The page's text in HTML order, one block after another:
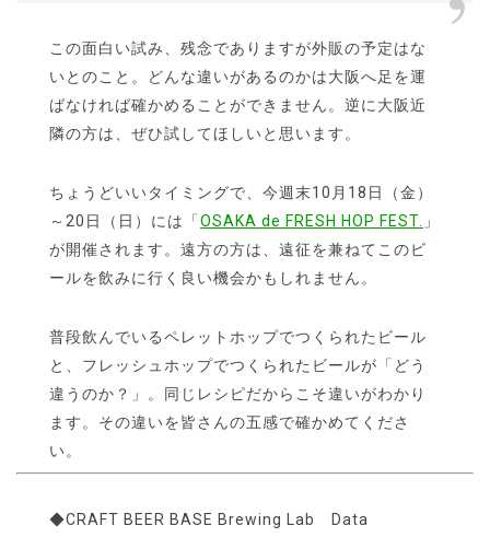
この面白い試み、残念でありますが外販の予定はな
いとのこと。どんな違いがあるのかは大阪へ足を運
ばなければ確かめることができません。逆に大阪近
隣の方は、ぜひ試してほしいと思います。
ちょうどいいタイミングで、今週末10月18日（金）
～20日（日）には「OSAKA de FRESH HOP FEST. 」
が開催されます。遠方の方は、遠征を兼ねてこのビ
ールを飲みに行く良い機会かもしれません。
普段飲んでいるペレットホップでつくられたビール
と、フレッシュホップでつくられたビールが「どう
違うのか？」。同じレシピだからこそ違いがわかり
ます。その違いを皆さんの五感で確かめてくださ
い。
◆CRAFT BEER BASE Brewing Lab Data